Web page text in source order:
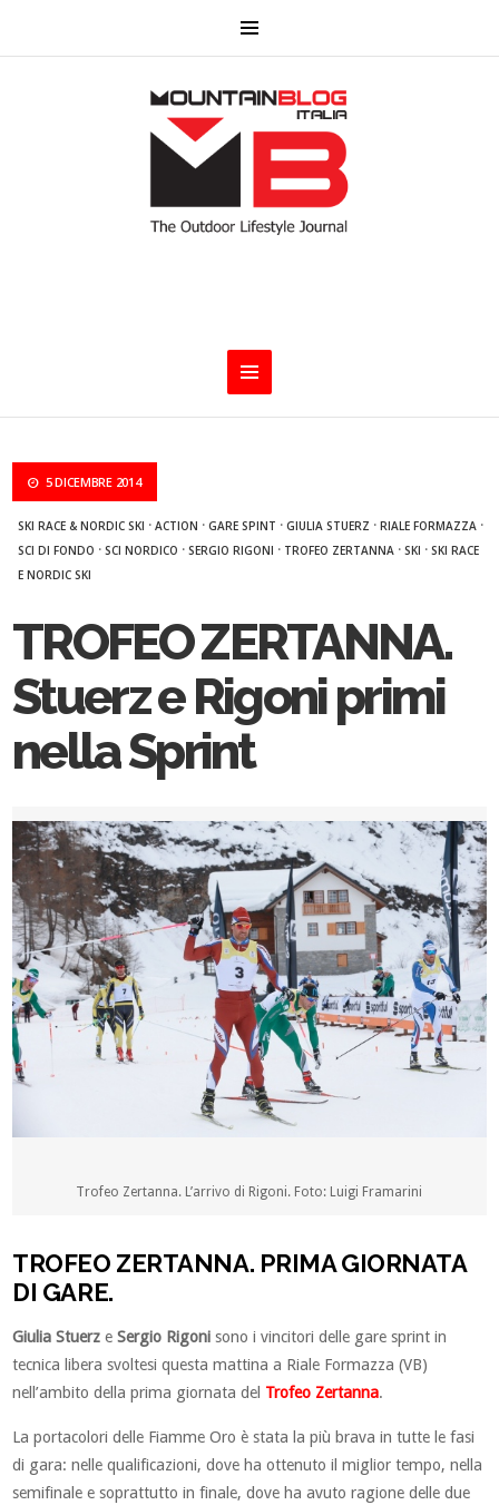
5 DICEMBRE 2014
SKI RACE & NORDIC SKI ·ACTION ·GARE SPINT ·GIULIA STUERZ ·RIALE FORMAZZA ·
SCI DI FONDO ·SCI NORDICO ·SERGIO RIGONI · TROFEO ZERTANNA ·SKI ·SKI RACE
E NORDIC SKI
TROFEO ZERTANNA.
Stuerz e Rigoni primi
nella Sprint
Trofeo Zertanna. L’arrivo di Rigoni. Foto: Luigi Framarini
TROFEO ZERTANNA. PRIMA GIORNATA
DI GARE.
Giulia Stuerz e Sergio Rigoni sono i vincitori delle gare sprint in
tecnica libera svoltesi questa mattina a Riale Formazza (VB)
nell’ambito della prima giornata del Trofeo Zertanna.
La portacolori delle Fiamme Oro è stata la più brava in tutte le fasi
di gara: nelle qualificazioni, dove ha ottenuto il miglior tempo, nella
semifinale e soprattutto in finale, dove ha avuto ragione delle due